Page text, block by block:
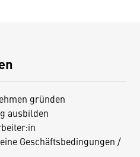
gründen
ausbilden
Geschäftsbedingungen /